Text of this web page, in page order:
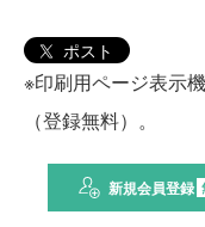
ポスト
※印刷用ページ表示
（登録無料）。
新規会員登録